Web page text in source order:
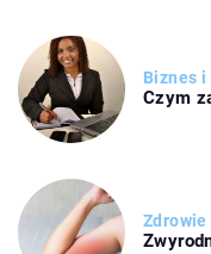
Biznes i
Czym
Zdrowie